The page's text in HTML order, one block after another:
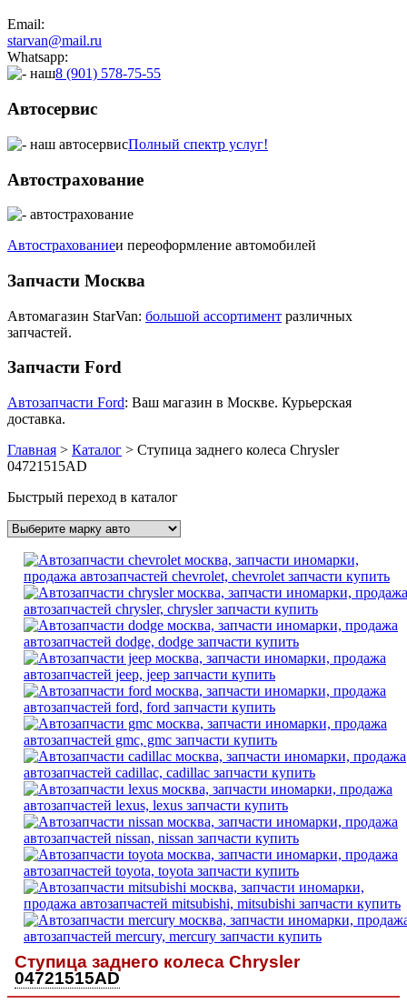
Email:
starvan@mail.ru
Whatsapp:
8 (901) 578-75-55
Автосервис
Полный спектр услуг!
Автострахование
Автострахованиеи переоформление автомобилей
Запчасти Москва
Автомагазин StarVan: большой ассортимент различных
запчастей.
Запчасти Ford
Автозапчасти Ford: Ваш магазин в Москве. Курьерская
доставка.
Главная > Каталог > Ступица заднего колеса Chrysler
04721515AD
Быстрый переход в каталог
Ступица заднего колеса Chrysler
04721515AD